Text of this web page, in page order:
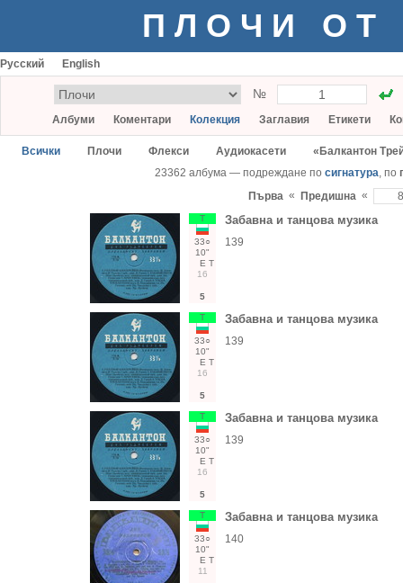
ПЛОЧИ ОТ
Русский English
№
Албуми Коментари Колекция Заглавия Етикети
Всички Плочи Флекси Аудиокасети
«Балкантон
23362 албума — подреждане по сигнатура, по
Първа « Предишна «
Т
33○
10"
Е Т
16
5
Забавна и танцова музика
139
Т
33○
10"
Е Т
16
5
Забавна и танцова музика
139
Т
33○
10"
Е Т
16
5
Забавна и танцова музика
139
Т
33○
10"
Е Т
11
Забавна и танцова музика
140